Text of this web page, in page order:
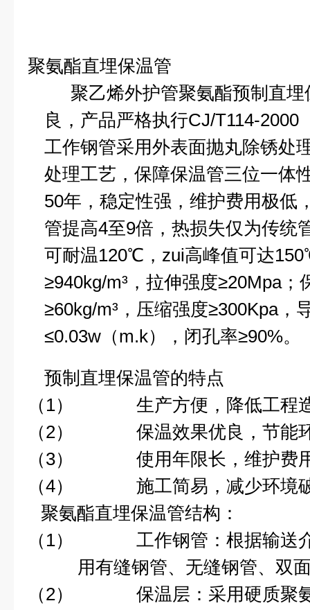
聚氨酯直埋保温管
聚乙烯外护管聚氨酯预制直
良，产品严格执行CJ/T114-2000
工作钢管采用外表面抛丸除锈处
处理工艺，保障保温管三位一体
50年，稳定性强，维护费用极低
管提高4至9倍，热损失仅为传统
可耐温120℃ ，zui高峰值可达150
≥940kg/m³，拉伸强度≥20Mpa；
≥60kg/m³，压缩强度≥300Kpa，
≤0.03w（m.k），闭孔率≥90%。
预制直埋保温管的特点
（1）
生产方便，降低工程
（2）
保温效果优良，节能
（3）
使用年限长，维护费
（4）
施工简易，减少环境
聚氨酯直埋保温管结构：
（1）
工作钢管：根据输送
用有缝钢管、无缝钢管、双
（2）
保温层：采用硬质聚